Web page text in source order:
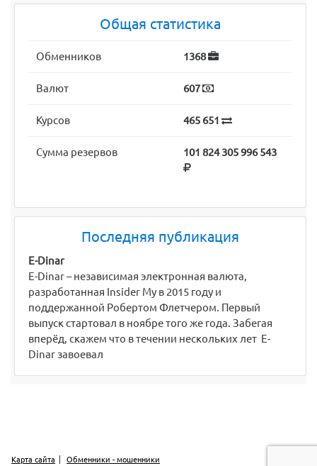
Общая статистика
Обменников 1368
Валют 607
Курсов 465 651
Сумма резервов 101 824 305 996 543
Последняя публикация
E-Dinar
E-Dinar – независимая электронная валюта,
разработанная Insider My в 2015 году и
поддержанной Робертом Флетчером. Первый
выпуск стартовал в ноябре того же года. Забегая
вперёд, скажем что в течении нескольких лет E-
Dinar завоевал
Карта сайта Обменники - мошенники